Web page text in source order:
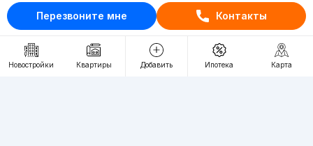
Перезвоните мне Контакты
Новостройки Квартиры Добавить Ипотека Карта
Отдел рекламы
+998 (78) 113-20-86
+998 (93) 390-30-10
Пн-Пт. С 9:30 до 18:00